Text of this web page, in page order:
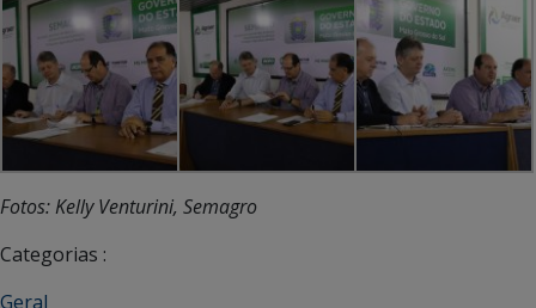
Fotos: Kelly Venturini, Semagro
Categorias :
Geral